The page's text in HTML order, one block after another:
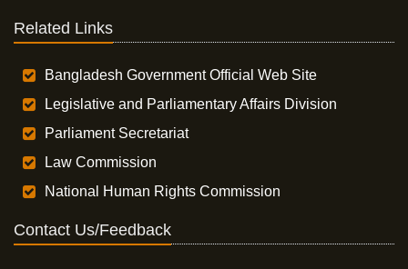
Related Links
Bangladesh Government Official Web Site
Legislative and Parliamentary Affairs Division
Parliament Secretariat
Law Commission
National Human Rights Commission
Contact Us/Feedback